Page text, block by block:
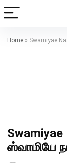
Home » Swamiyae
Swamiyae
ஸ்வாமியே